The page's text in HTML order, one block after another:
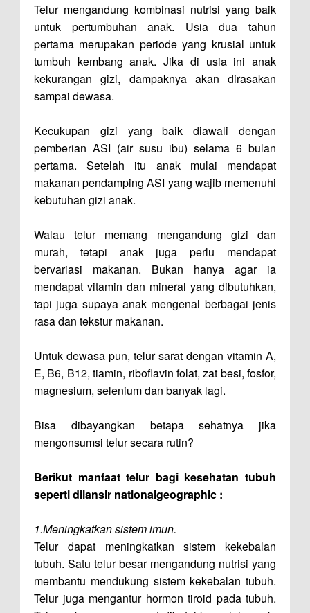
Telur mengandung kombinasi nutrisi yang baik
untuk pertumbuhan anak. Usia dua tahun
pertama merupakan periode yang krusial untuk
tumbuh kembang anak. Jika di usia ini anak
kekurangan gizi, dampaknya akan dirasakan
sampai dewasa.
Kecukupan gizi yang baik diawali dengan
pemberian ASI (air susu ibu) selama 6 bulan
pertama. Setelah itu anak mulai mendapat
makanan pendamping ASI yang wajib memenuhi
kebutuhan gizi anak.
Walau telur memang mengandung gizi dan
murah, tetapi anak juga perlu mendapat
bervariasi makanan. Bukan hanya agar ia
mendapat vitamin dan mineral yang dibutuhkan,
tapi juga supaya anak mengenal berbagai jenis
rasa dan tekstur makanan.
Untuk dewasa pun, telur sarat dengan vitamin A,
E, B6, B12, tiamin, riboflavin folat, zat besi, fosfor,
magnesium, selenium dan banyak lagi.
Bisa dibayangkan betapa sehatnya jika
mengonsumsi telur secara rutin?
Berikut manfaat telur bagi kesehatan tubuh
seperti dilansir nationalgeographic :
1.Meningkatkan sistem imun.
Telur dapat meningkatkan sistem kekebalan
tubuh. Satu telur besar mengandung nutrisi yang
membantu mendukung sistem kekebalan tubuh.
Telur juga mengantur hormon tiroid pada tubuh.